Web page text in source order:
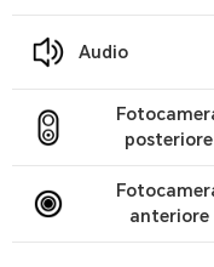
Audio
posteriore
anteriore